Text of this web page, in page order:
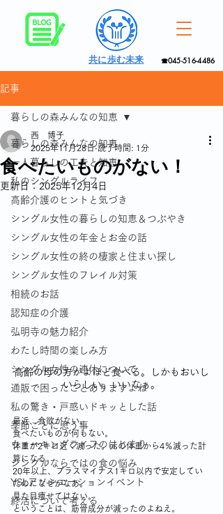
☎045-516-4486
共に歩む未来
記事
暮らしの森みんなの知恵
一人暮らしの工夫と知恵
私のシングルライフ
高齢介護のヒントと気づき
シングル女性の暮らしの知恵＆つぶやき
シングル女性の年金とお金の話
シングル女性の終の棲家と住まい探し
シングル女性のフレイル対策
相続のお話
認知症の介護
弘明寺の魅力紹介
わたし時間の楽しみ方
シングル女性の連休について
通販で困ったことありますよね
私の驚き・戸惑いドキッとした話
季節ごとに思う事
ウォーキングライフのはじまり
シングルならではの食の悩み
YSLアソシエーションイベント
終活について考える
暮らしの森みんなの知恵
食べたいものがない！
西 博子
2025年11月28日 読了時間: 1分
更新日： 2025年12月4日
高齢の母の方がよほど食べる。しかもおいし
いらしい。いいなぁ。
最近、食欲がない。
食べたいものが何もない。
体重が2キロ近く減った。元の体重から4％減った計
算になる。
20年以上、プラスマイナス1キロ以内で安定してい
たのになぜかなあ。
見た目痩せてはない。
ということは、筋骨成分が減ったのよねえ。